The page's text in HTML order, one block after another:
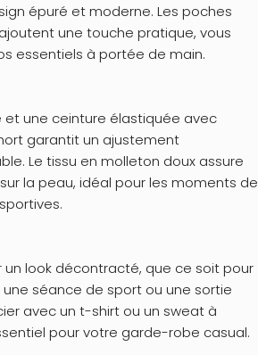
épuré et moderne. Les poches
une touche pratique, vous
essentiels à portée de main.
et une ceinture élastiquée avec
garantit un ajustement
Le tissu en molleton doux assure
la peau, idéal pour les moments de
look décontracté, que ce soit pour
séance de sport ou une sortie
avec un t-shirt ou un sweat à
pour votre garde-robe casual.